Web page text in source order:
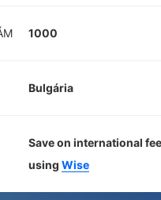
1000
Bulgária
Save on international
using Wise